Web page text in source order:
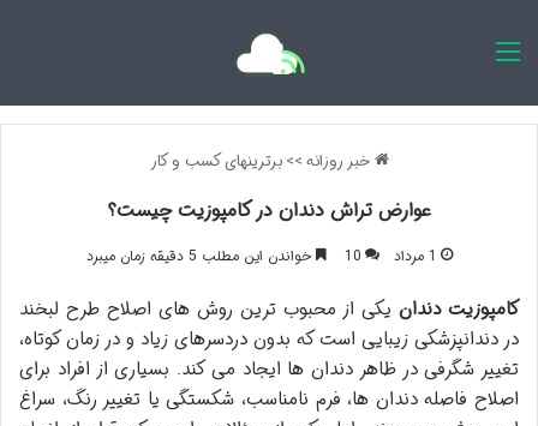
خبر روزانه>> برترینهای کسب و کار
عوارض تراش دندان در کامپوزیت چیست؟
1 مرداد 10 خواندن این مطلب 5 دقیقه زمان میبرد
کامپوزیت دندان یکی از محبوب ترین روش های اصلاح طرح لبخند
در دندانپزشکی زیبایی است که بدون دردسرهای زیاد و در زمان کوتاه،
تغییر شگرفی در ظاهر دندان ها ایجاد می کند. بسیاری از افراد برای
اصلاح فاصله دندان ها، فرم نامناسب، شکستگی یا تغییر رنگ، سراغ